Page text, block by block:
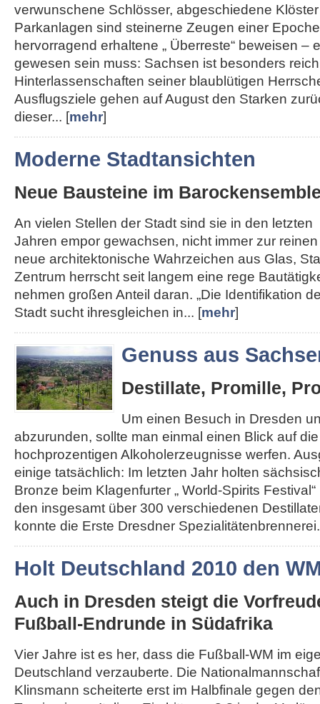
verwunschene Schlösser, abgeschiedene
Parkanlagen sind steinerne Zeugen einer
hervorragend erhaltene „ Überreste“ beweisen –
gewesen sein muss: Sachsen ist besonders
Hinterlassenschaften seiner blaublütigen
Ausflugsziele gehen auf August den Starken
dieser... [mehr]
Moderne Stadtansichten
Neue Bausteine im
An vielen Stellen der Stadt sind sie in den letzten
Jahren empor gewachsen, nicht immer zur
neue architektonische Wahrzeichen aus Glas,
Zentrum herrscht seit langem eine rege
nehmen großen Anteil daran. „Die Identifikation
Stadt sucht ihresgleichen in... [mehr]
Genuss aus
Destillate, Promille,
Um einen Besuch in Dresden
abzurunden, sollte man einmal einen Blick auf
hochprozentigen Alkoholerzeugnisse werfen.
einige tatsächlich: Im letzten Jahr holten
Bronze beim Klagenfurter „ World-Spirits
den insgesamt über 300 verschiedenen
konnte die Erste Dresdner
Holt Deutschland 2010 den
Auch in Dresden steigt die
Fußball-Endrunde in Südafrika
Vier Jahre ist es her, dass die Fußball-WM im
Deutschland verzauberte. Die
Klinsmann scheiterte erst im Halbfinale gegen